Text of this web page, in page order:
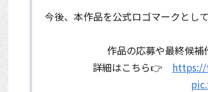
今後、本作品を公式ロゴマークとし
作品の応募や最終候
詳細はこちら👉